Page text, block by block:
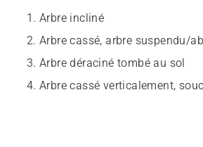
Arbre incliné
Arbre cassé, arbre suspendu/
Arbre déraciné tombé au sol
Arbre cassé verticalement,